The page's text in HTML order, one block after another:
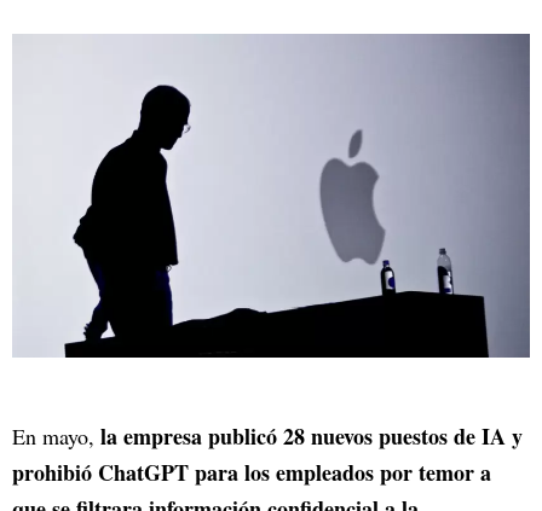
En mayo, la empresa publicó 28 nuevos puestos de IA y
prohibió ChatGPT para los empleados por temor a